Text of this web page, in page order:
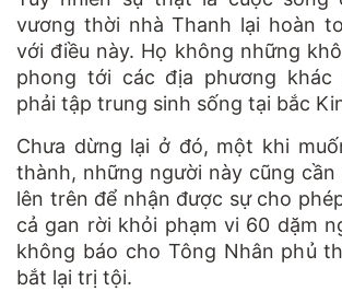
vương thời nhà Thanh lại hoàn
với điều này. Họ không những
phong tới các địa phương khác
phải tập trung sinh sống tại bắc
Chưa dừng lại ở đó, một khi
thành, những người này cũng
lên trên để nhận được sự cho
cả gan rời khỏi phạm vi 60 dặm
không báo cho Tông Nhân phủ
bắt lại trị tội.